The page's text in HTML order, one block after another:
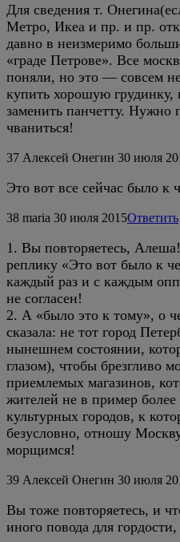
Для сведения т.
Метро, Икеа и пр. и пр.
давно в неизмеримо
«граде Петрове». Все
поняли, но это — совсем
купить хорошую грудинку,
заменить панчетту. Нужно
чваниться!
37 Алексей Онегин 30 июля
Это вот все сейчас было к
38 maria 30 июля 2015Ответить
1. Вы повторяетесь,
реплику «Это вот было к
каждый раз и с каждым
не согласен!
2. А «было это к тому», о
сказала: не тот город
нынешнем состоянии,
глазом), чтобы брезгливо
приемлемых магазинов,
жителей не в пример
культурных городов, к
безусловно, отношу
морщимся!
39 Алексей Онегин 30 июля
Вы тоже повторяетесь, и
иного повода для